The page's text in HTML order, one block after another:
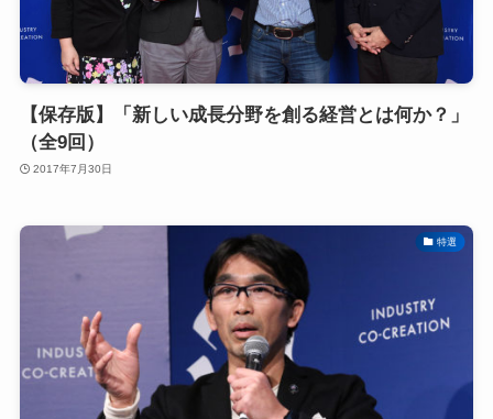
【保存版】「新しい成長分野を創る経営とは何か？」
（全9回）
2017年7月30日
特選